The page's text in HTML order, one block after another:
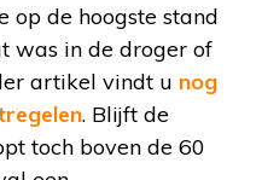
op de hoogste stand
was in de droger of
artikel vindt u nog
. Blijft de
toch boven de 60